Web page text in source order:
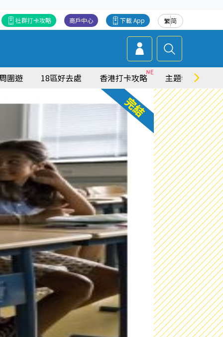
繁简
下載 App
商戶中心
社群打卡攻略
圍遊 18區好去處 香港打卡攻略 主題特集